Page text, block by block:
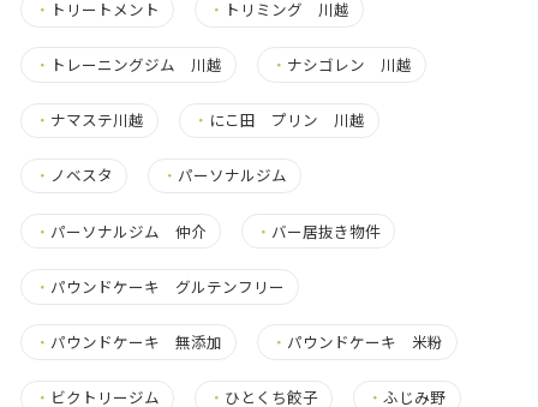
・ トリートメント ・ トリミング 川越
・ トレーニングジム 川越 ・ ナシゴレン 川越
・ ナマステ川越 ・ にこ田 プリン 川越
・ ノベスタ ・ パーソナルジム
・ パーソナルジム 仲介 ・ バー居抜き物件
・ パウンドケーキ グルテンフリー
・ パウンドケーキ 無添加 ・ パウンドケーキ 米粉
・ ビクトリージム ・ ひとくち餃子 ・ふじみ野